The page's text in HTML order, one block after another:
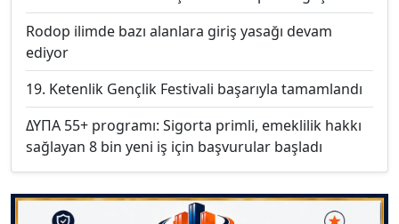
Rodop ilimde bazı alanlara giriş yasağı devam
ediyor
19. Ketenlik Gençlik Festivali başarıyla tamamlandı
ΔΥΠΑ 55+ programı: Sigorta primli, emeklilik hakkı
sağlayan 8 bin yeni iş için başvurular başladı